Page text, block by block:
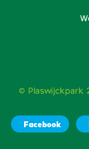
© Plaswijckpark
Facebook